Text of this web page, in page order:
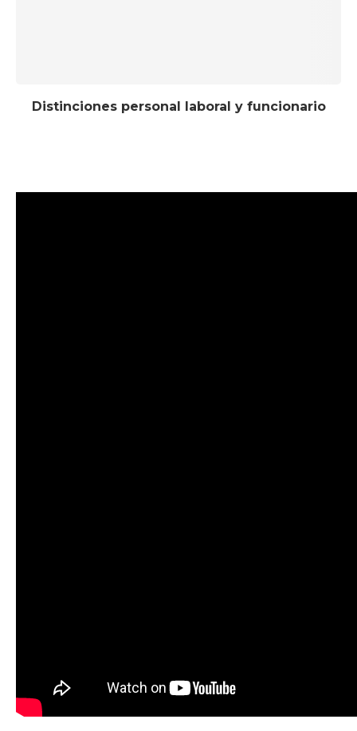
Distinciones personal laboral y funcionario